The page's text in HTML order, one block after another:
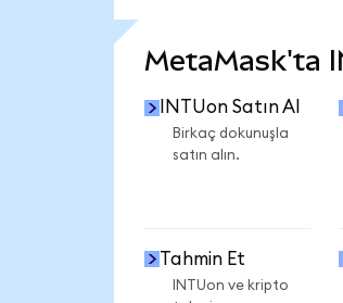
MetaMask'ta
INTUon Satın Al
Birkaç dokunuşla
satın alın.
Tahmin Et
INTUon ve kripto